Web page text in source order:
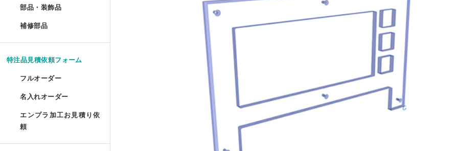
アクリル厚板 フリーカット
特売 アクリル型模様板
アクリル端材（薄板・厚板）
アクリル端材セット（極厚）
ツインカーボ スタンダード 規格サイズ
ツインカーボ・ポリカツイン（中空ポリカ板） フリーカット
ポリカーボネート型模様板 規格サイズ
ポリカーボネート型模様板 フリーカット
ポリカーボネート板端材（格安小片板）セット
ポスターフレーム プロスタイル セミオーダー
ポスターフレーム 屋外用・簡易防水
ポスターフレーム 屋外用・簡易防水 セミオーダー
ポスターフレーム スタンダード スタンド専用
大型ポスターフレームスタンドタイプ
フォトフレーム テーパードタイプ
フォトフレーム テーパードタイプ セミオーダー
マグネットフォトフレーム
フォトフレーム プロスタイル マグネットタイプ
フォトフレーム テーブルトップ
L判フォトフレーム カラーズフィット
ジグソーパズル額 セミオーダー
厚物フレーム セミオーダー
LPレコード盤フレーム
レコード額シングルサイズ
油彩キャンバス立体額 かぶせ セミオーダー
アクリルキャンバスケース フルオーダー
アクリルフードカバー セミオーダー
アクリルパーテーション
円柱アクリルケース セミオーダー
鍵付きアクリルショーケース セミオーダー
アクリル オープンボックス セミオーダー
ガルウイングケース セミオーダー
鉄道模型Nゲージ用アクリルケース セミオーダー
アクリルひな壇ディスプレイ台 セミオーダー
アクリルラック セミオーダー
ディスプレイラック セミオーダー
ワゴン セミオーダー
フォトフレームクロック
ビスマスキューブ（アクリルキューブ）
アクリル封入 フルオーダー
犬トイレ セミオーダー
犬トイレ コーナータイプ
犬トイレ コーナータイプ セミオーダー
バードケージケース
バードケージケース セミオーダー
バードケージケース 扉付き
アクリル ラウンド ボウル スモール
アクリル ラウンド ボウル
アクリル ペントレイ
部品・装飾品 部品・装飾品»
補修部品 »
特注品見積依頼フォーム
フルオーダー
フォームでのお見積もり依頼
名入れオーダー
エンプラ加工お見積り依
頼
フォームでのお見積もり依頼